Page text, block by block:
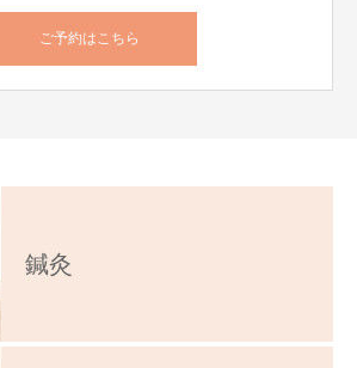
ご予約はこちら
鍼灸